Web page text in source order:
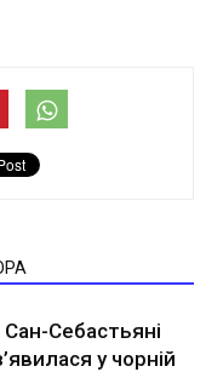
Себастьяні
у чорній